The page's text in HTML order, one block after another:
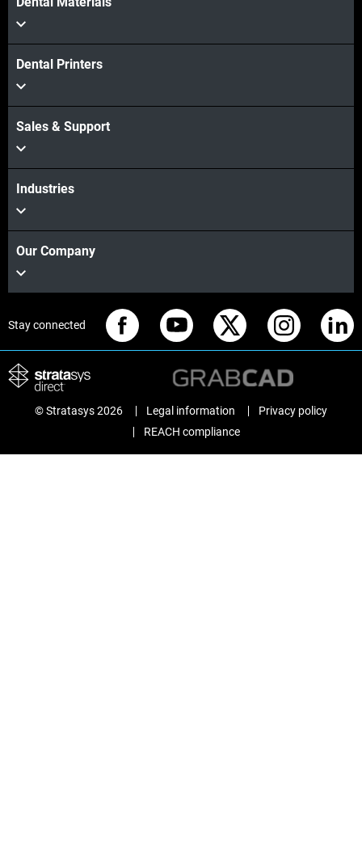
Dental Printers
Sales & Support
Industries
Our Company
Stay connected
© Stratasys 2026 Legal information
Privacy policy
REACH compliance